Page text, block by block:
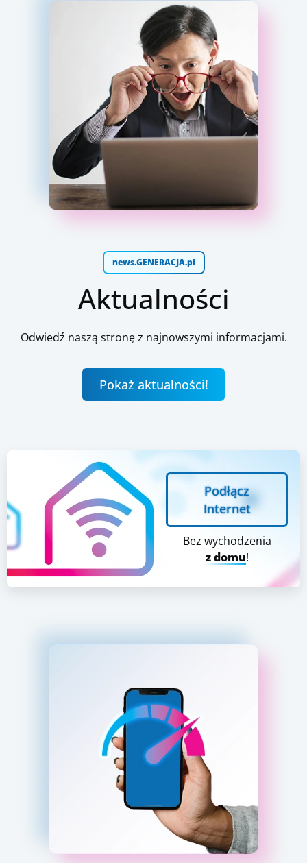
news.GENERACJA.pl
Aktualności
Odwiedź naszą stronę z najnowszymi informacjami.
Pokaż aktualności!
Podłącz
Internet
Bez wychodzenia
z domu!